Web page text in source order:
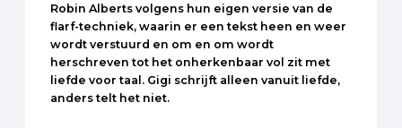
Robin Alberts volgens hun eigen versie van de
flarf-techniek, waarin er een tekst heen en weer
wordt verstuurd en om en om wordt
herschreven tot het onherkenbaar vol zit met
liefde voor taal. Gigi schrijft alleen vanuit liefde,
anders telt het niet.